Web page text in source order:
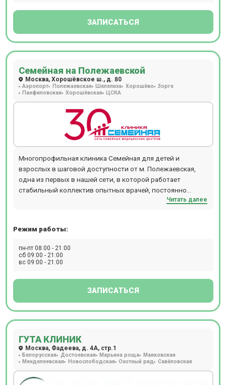
ЗАПИСАТЬСЯ
Семейная на Полежаевской
Москва, Хорошёвское ш., д. 80
Аэропорт Полежаевская Шелепиха Хорошёво
Зорге
Панфиловская Хорошёвская ЦСКА
Многопрофильная клиника Семейная для детей и
взрослых в шаговой доступности от м. Полежаевская,
одна из первых в нашей сети, в которой работает
стабильный коллектив опытных врачей, постоянно
совершенствующих свою квалификацию, с большим
спектром направлений лечения: гинекология (ведение
аллергология (кожные пробы, специфическая терапия),
дерматология и косметология (аппаратные и
кожи, лимфоузлов, щитовидной железы, молочной
индивидуальных стелек) и т.д. В отделении проводятся
следующие виды диагностических мероприятий:
цифровой рентген, в т.ч. рентгеноскопия пищевода и
желудка, маммография, УЗИ, эндоскопия, ЭКГ, Холтер,
суточное мониторирование АД, ФВД, спирография, ЭЭГ,
Читать далее
Режим работы:
пн-пт 08:00 - 21:00
сб 09:00 - 21:00
вс 09:00 - 21:00
ЗАПИСАТЬСЯ
ГУТА КЛИНИК
Москва, Фадеева, д. 4А, стр.1
Белорусская Достоевская Марьина роща Маяковская
Менделеевская Новослободская Охотный ряд Савёловская